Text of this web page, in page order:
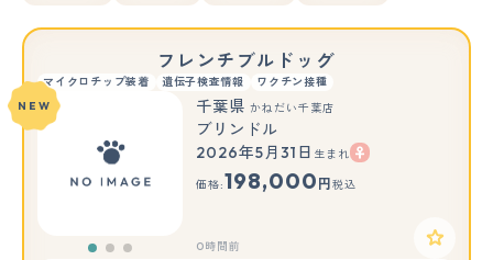
フレンチブルドッグ
マイクロチップ装着 遺伝子検査情報 ワクチン接種
もっと見る
NEW 千葉県 かねだい千葉店
ブリンドル
2026年5月31日 生まれ
価格:198,000 円 税込
0時間前